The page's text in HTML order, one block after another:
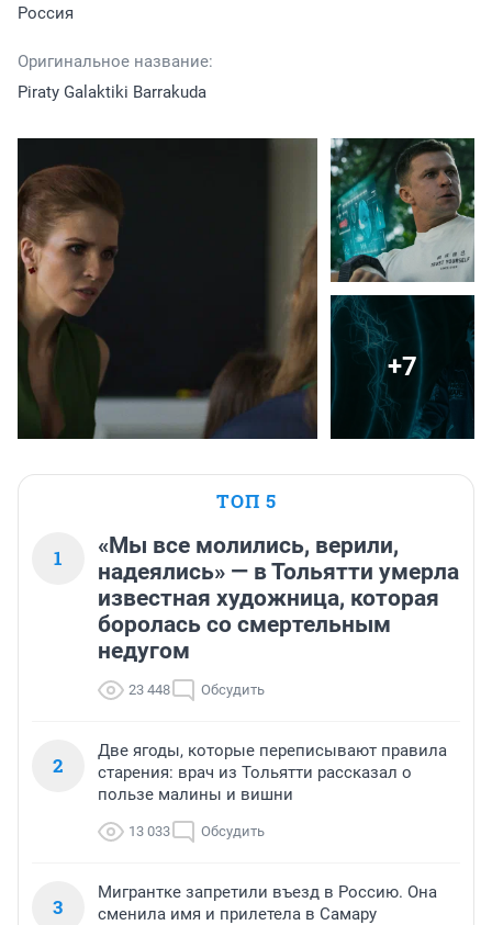
Россия
Оригинальное название:
Piraty Galaktiki Barrakuda
+7
ТОП 5
1
«Мы все молились, верили,
надеялись» — в Тольятти умерла
известная художница, которая
боролась со смертельным
недугом
23 448 Обсудить
2
Две ягоды, которые переписывают правила
старения: врач из Тольятти рассказал о
пользе малины и вишни
13 033 Обсудить
3
Мигрантке запретили въезд в Россию. Она
сменила имя и прилетела в Самару